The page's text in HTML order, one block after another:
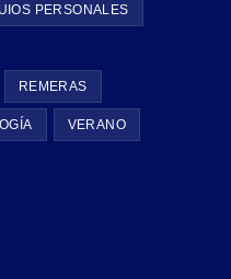
PERSONALES
REMERAS
VERANO